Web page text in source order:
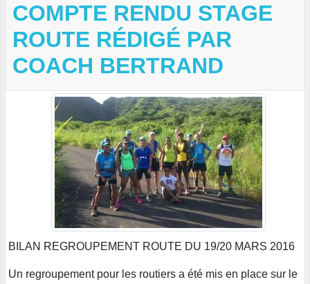
COMPTE RENDU STAGE
ROUTE RÉDIGÉ PAR
COACH BERTRAND
BILAN REGROUPEMENT ROUTE DU 19/20 MARS 2016
Un regroupement pour les routiers a été mis en place sur le